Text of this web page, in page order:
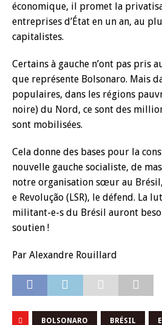
économique, il promet la
entreprises d’État en un an, au
capitalistes.
Certains à gauche n’ont pas pris
que représente Bolsonaro. Mais
populaires, dans les régions
noire) du Nord, ce sont des
sont mobilisées.
Cela donne des bases pour la
nouvelle gauche socialiste, de
notre organisation sœur au
e Revolução (LSR), le défend. La
militant-e-s du Brésil auront
soutien !
Par Alexandre Rouillard
BOLSONARO BRÉSIL